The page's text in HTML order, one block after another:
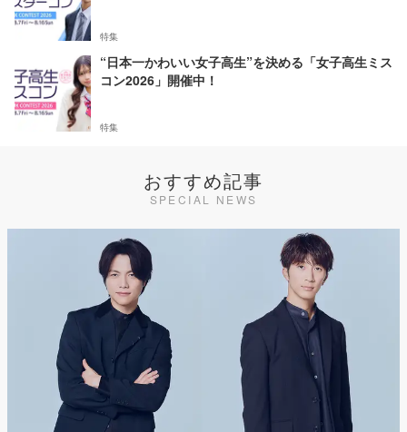
特集
“日本一かわいい女子高生”を決める「女子高生ミス
コン2026」開催中！
特集
おすすめ記事
SPECIAL NEWS